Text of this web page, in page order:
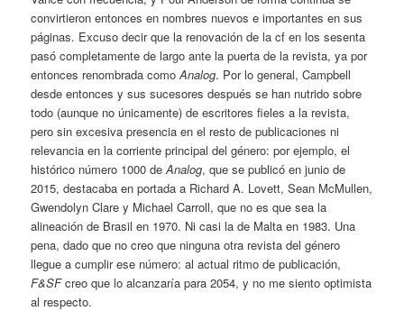
convirtieron entonces en nombres nuevos e importantes en sus
páginas. Excuso decir que la renovación de la cf en los sesenta
pasó completamente de largo ante la puerta de la revista, ya por
entonces renombrada comoAnalog. Por lo general, Campbell
desde entonces y sus sucesores después se han nutrido sobre
todo (aunque no únicamente) de escritores fieles a la revista,
pero sin excesiva presencia en el resto de publicaciones ni
relevancia en la corriente principal del género: por ejemplo, el
histórico número 1000 deAnalog, que se publicó en junio de
2015, destacaba en portada a Richard A. Lovett, Sean McMullen,
Gwendolyn Clare y Michael Carroll, que no es que sea la
alineación de Brasil en 1970. Ni casi la de Malta en 1983. Una
pena, dado que no creo que ninguna otra revista del género
llegue a cumplir ese número: al actual ritmo de publicación,
F&SFcreo que lo alcanzaría para 2054, y no me siento optimista
al respecto.